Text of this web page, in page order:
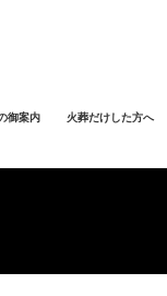
御案内 火葬だけした方へ